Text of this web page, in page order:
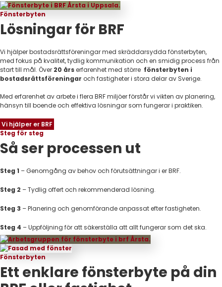
Fönsterbyten
Lösningar för BRF
Vi hjälper bostadsrättsföreningar med skräddarsydda fönsterbyten,
med fokus på kvalitet, tydlig kommunikation och en smidig process från
start till mål. Över 20 årserfarenhet med större fönsterbyten i
bostadsrättsföreningar och fastigheter i stora delar av Sverige.
Med erfarenhet av arbete i flera BRF miljöer förstår vi vikten av planering,
hänsyn till boende och effektiva lösningar som fungerar i praktiken.
Vi hjälper er BRF
Steg för steg
Så ser processen ut
Steg 1 – Genomgång av behov och förutsättningar i er BRF.
Steg 2 – Tydlig offert och rekommenderad lösning.
Steg 3 –Planering och genomförande anpassat efter fastigheten.
Steg 4 –Uppföljning för att säkerställa att allt fungerar som det ska.
Fönsterbyten
Ett enklare fönsterbyte på din